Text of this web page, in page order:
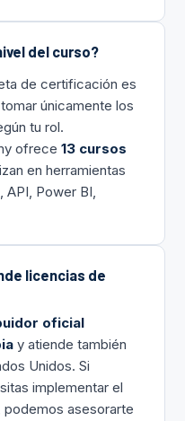
del curso?
de certificación es
únicamente los
tu rol.
ofrece 13 cursos
en herramientas
Power BI,
licencias de
oficial
y atiende también
Unidos. Si
implementar el
asesorarte